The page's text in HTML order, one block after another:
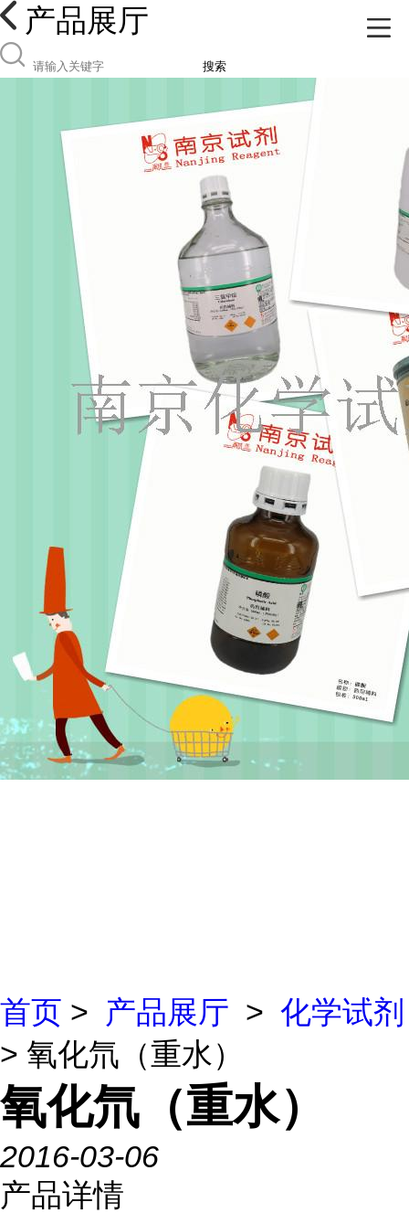
产品展厅
搜索
首页 > 产品展厅 > 化学试剂
> 氧化氘（重水）
氧化氘（重水）
2016-03-06
产品详情